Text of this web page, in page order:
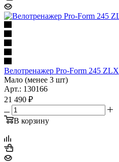
Велотренажер Pro-Form 245 ZLX
Мало (менее 3 шт)
Арт.: 130166
21 490 ₽
В корзину